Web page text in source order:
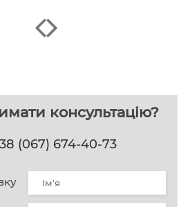
консультацію?
(067) 674-40-73